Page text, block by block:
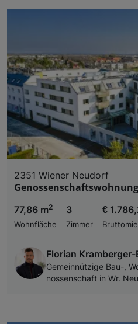
2351 Wiener Neudorf
77,86 m2
Wohnfläche
3
Zimmer
€
Florian
Ge­mein­nüt­zi­ge Bau-,
nos­sen­schaft in Wr.